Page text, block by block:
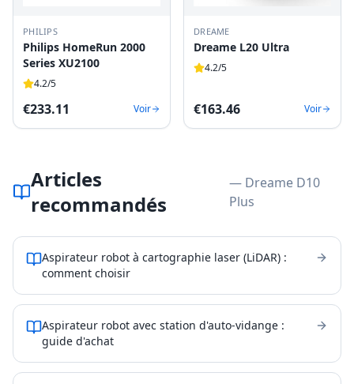
PHILIPS
Philips HomeRun 2000
Series XU2100
4.2/5
€233.11 Voir
DREAME
Dreame L20 Ultra
4.2/5
€163.46 Voir
Articles
recommandés
— Dreame D10
Plus
Aspirateur robot à cartographie laser (LiDAR) :
comment choisir
Aspirateur robot avec station d'auto-vidange :
guide d'achat